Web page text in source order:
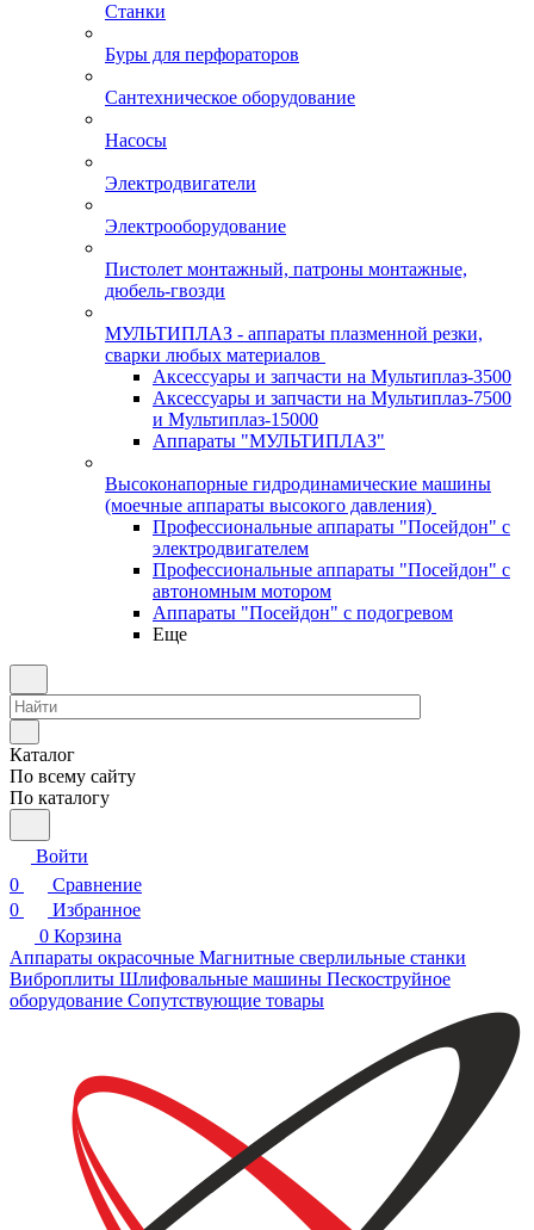
Станки
Буры для перфораторов
Сантехническое оборудование
Насосы
Электродвигатели
Электрооборудование
Пистолет монтажный, патроны монтажные,
дюбель-гвозди
МУЛЬТИПЛАЗ - аппараты плазменной резки,
сварки любых материалов
Аксессуары и запчасти на Мультиплаз-3500
Аксессуары и запчасти на Мультиплаз-7500
и Мультиплаз-15000
Аппараты "МУЛЬТИПЛАЗ"
Высоконапорные гидродинамические машины
(моечные аппараты высокого давления)
Профессиональные аппараты "Посейдон" с
электродвигателем
Профессиональные аппараты "Посейдон" с
автономным мотором
Аппараты "Посейдон" с подогревом
Еще
Каталог
По всему сайту
По каталогу
Войти
0
Сравнение
0
Избранное
0 Корзина
Аппараты окрасочные Магнитные сверлильные станки
Виброплиты Шлифовальные машины Пескоструйное
оборудование Сопутствующие товары